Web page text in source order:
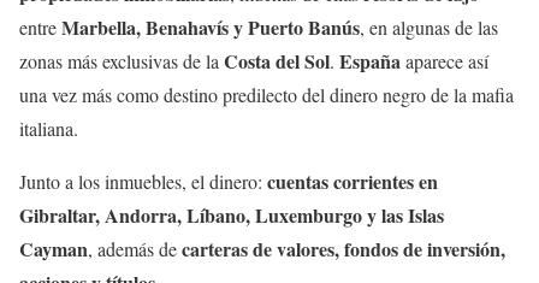
entreMarbella, Benahavís y Puerto Banús, en algunas de las
zonas más exclusivas de laCosta del Sol. Españaaparece así
una vez más como destino predilecto del dinero negro de la mafia
italiana.
Junto a los inmuebles, el dinero: cuentas corrientes en
Gibraltar, Andorra, Líbano, Luxemburgo y las Islas
Cayman, además decarteras de valores, fondos de inversión,